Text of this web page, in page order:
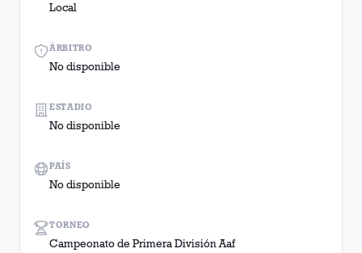
ÁRBITRO
No disponible
TORNEO
Campeonato de Primera División Aaf
Local
ESTADIO
No disponible
PAÍS
No disponible